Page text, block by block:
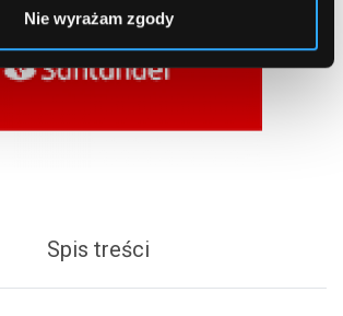
Nie wyrażam zgody
Spis treści